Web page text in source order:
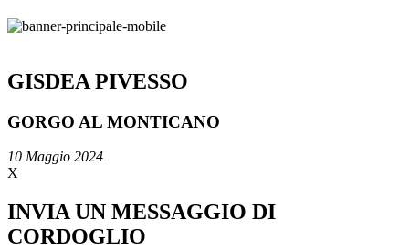
GISDEA PIVESSO
GORGO AL MONTICANO
10 Maggio 2024
X
INVIA UN MESSAGGIO DI
CORDOGLIO